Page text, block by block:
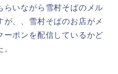
らいながら雪村そばのメル
、、雪村そばのお店がメ
ーポンを配信しているかど